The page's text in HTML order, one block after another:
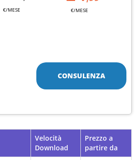
€/MESE €/MESE
CONSULENZA
Velocità
Download
Prezzo a
partire da